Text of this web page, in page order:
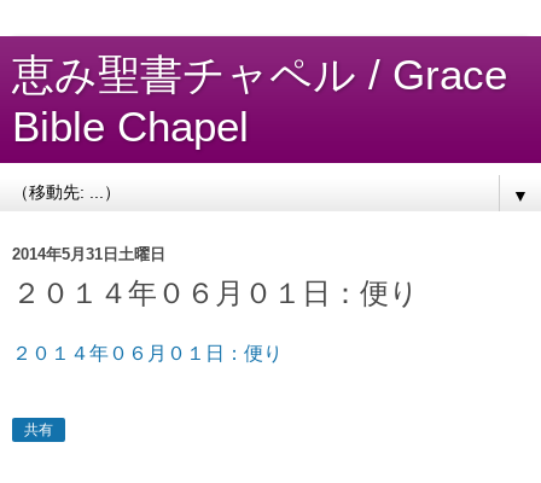
恵み聖書チャペル / Grace
Bible Chapel
▼
2014年5月31日土曜日
２０１４年０６月０１日：便り
２０１４年０６月０１日：便り
共有